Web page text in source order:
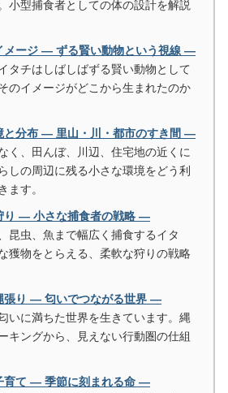
小型捕食者としての体の設計を解説
メージ ― ずる賢い動物という視線 ―
タチはしばしばずる賢い動物として
のイメージがどこから生まれたのか
と分布 ― 里山・川・都市のすき間 ―
く、田んぼ、川辺、住宅地の近くに
しの周辺に残る小さな環境をどう利
ます。
り ― 小さな捕食者の戦略 ―
昆虫、魚まで幅広く捕食するイタ
獲物をとらえる、柔軟な狩りの戦略
張り ― 匂いでつながる世界 ―
いに満ちた世界を生きています。縄
キングから、見えない行動圏の仕組
育て ― 季節に刻まれる命 ―